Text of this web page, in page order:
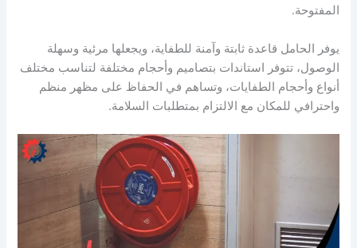
المفتوحة.
يوفر الحامل قاعدة ثابتة وآمنة للطفاية، ويجعلها مرئية وسهلة
الوصول، تتوفر استاندات بتصاميم وأحجام مختلفة لتناسب مختلف
أنواع وأحجام الطفايات، وتساهم في الحفاظ على مظهر منظم
واحترافي للمكان مع الالتزام بمتطلبات السلامة.